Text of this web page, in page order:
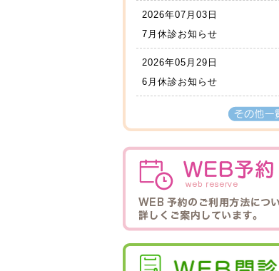
2026年07月03日
7月休診お知らせ
2026年05月29日
6月休診お知らせ